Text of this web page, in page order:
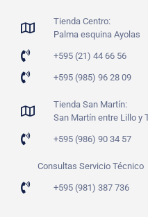
Tienda Centro:
Palma esquina Ayolas
+595 (21) 44 66 56
+595 (985) 96 28 09
Tienda San Martín:
San Martín entre Lillo y
+595 (986) 90 34 57
Consultas Servicio Técnico
+595 (981) 387 736